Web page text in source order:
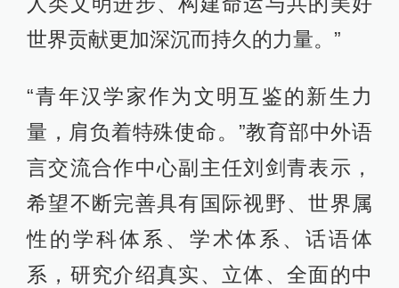
世界贡献更加深沉而持久的力量。”
“青年汉学家作为文明互鉴的新生力
量，肩负着特殊使命。”教育部中外语
言交流合作中心副主任刘剑青表示，
希望不断完善具有国际视野、世界属
性的学科体系、学术体系、话语体
系，研究介绍真实、立体、全面的中